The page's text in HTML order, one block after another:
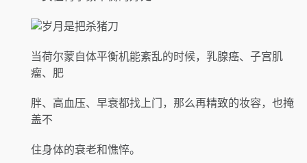
当荷尔蒙自体平衡机能紊乱的时候，乳腺癌、子宫肌
瘤、肥
胖、高血压、早衰都找上门，那么再精致的妆容，也掩
盖不
住身体的衰老和憔悴。